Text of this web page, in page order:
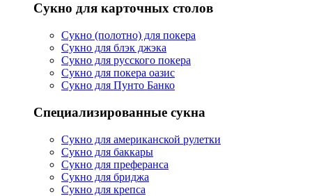
Сукно для карточных столов
Сукно (полотно) для покера
Сукно для блэк джэка
Сукно для русского покера
Сукно для покера оазис
Сукно для Пунто Банко
Специализированные сукна
Сукно для американской рулетки
Сукно для баккары
Сукно для преферанса
Сукно для бриджа
Сукно для крепса